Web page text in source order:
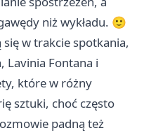
niż wykładu. 🙂
w trakcie spotkania,
Lavinia Fontana i
które w różny
sztuki, choć często
padną też